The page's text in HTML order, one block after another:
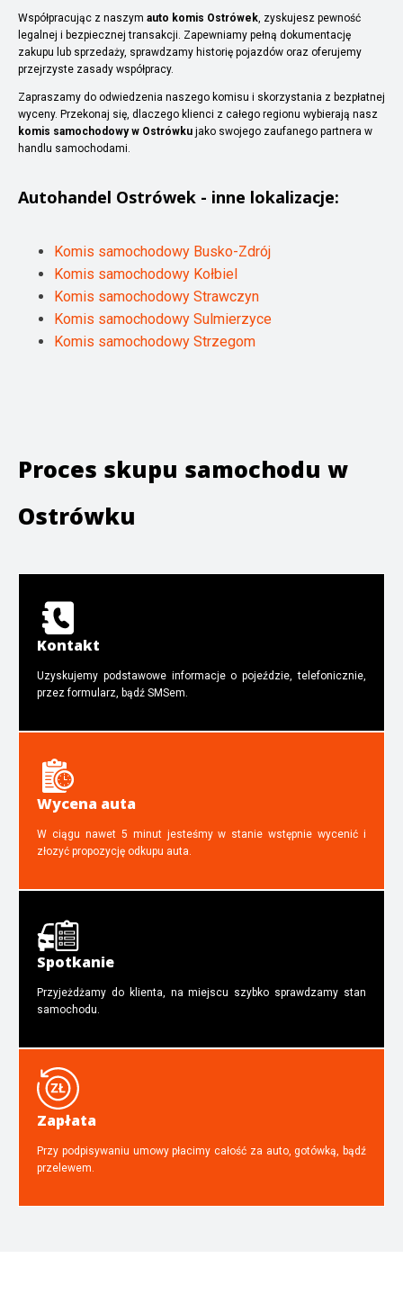
Współpracując z naszym auto komis Ostrówek, zyskujesz pewność
legalnej i bezpiecznej transakcji. Zapewniamy pełną dokumentację
zakupu lub sprzedaży, sprawdzamy historię pojazdów oraz oferujemy
przejrzyste zasady współpracy.
Zapraszamy do odwiedzenia naszego komisu i skorzystania z bezpłatnej
wyceny. Przekonaj się, dlaczego klienci z całego regionu wybierają nasz
komis samochodowy w Ostrówku jako swojego zaufanego partnera w
handlu samochodami.
Autohandel Ostrówek - inne lokalizacje:
Komis samochodowy Busko-Zdrój
Komis samochodowy Kołbiel
Komis samochodowy Strawczyn
Komis samochodowy Sulmierzyce
Komis samochodowy Strzegom
Proces skupu samochodu w
Ostrówku
Kontakt
Uzyskujemy podstawowe informacje o pojeździe, telefonicznie,
przez formularz, bądź SMSem.
Wycena auta
W ciągu nawet 5 minut jesteśmy w stanie wstępnie wycenić i
złozyć propozycję odkupu auta.
Spotkanie
Przyjeżdżamy do klienta, na miejscu szybko sprawdzamy stan
samochodu.
Zapłata
Przy podpisywaniu umowy płacimy całość za auto, gotówką, bądź
przelewem.